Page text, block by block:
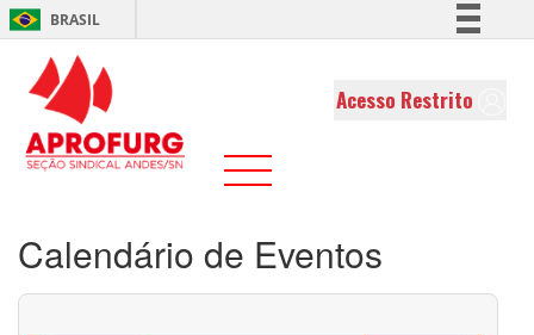
BRASIL
Comunica BR
Acesso Restrito
Calendário de Eventos